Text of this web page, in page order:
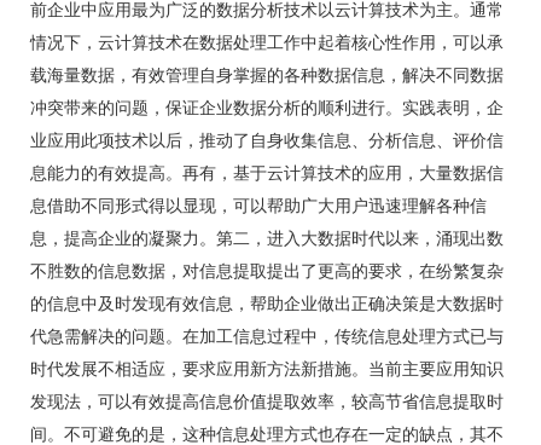
前企业中应用最为广泛的数据分析技术以云计算技术为主。通常
情况下，云计算技术在数据处理工作中起着核心性作用，可以承
载海量数据，有效管理自身掌握的各种数据信息，解决不同数据
冲突带来的问题，保证企业数据分析的顺利进行。实践表明，企
业应用此项技术以后，推动了自身收集信息、分析信息、评价信
息能力的有效提高。再有，基于云计算技术的应用，大量数据信
息借助不同形式得以显现，可以帮助广大用户迅速理解各种信
息，提高企业的凝聚力。第二，进入大数据时代以来，涌现出数
不胜数的信息数据，对信息提取提出了更高的要求，在纷繁复杂
的信息中及时发现有效信息，帮助企业做出正确决策是大数据时
代急需解决的问题。在加工信息过程中，传统信息处理方式已与
时代发展不相适应，要求应用新方法新措施。当前主要应用知识
发现法，可以有效提高信息价值提取效率，较高节省信息提取时
间。不可避免的是，这种信息处理方式也存在一定的缺点，其不